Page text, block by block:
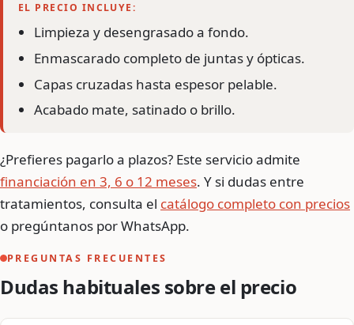
EL PRECIO INCLUYE:
Limpieza y desengrasado a fondo.
Enmascarado completo de juntas y ópticas.
Capas cruzadas hasta espesor pelable.
Acabado mate, satinado o brillo.
¿Prefieres pagarlo a plazos? Este servicio admite
financiación en 3, 6 o 12 meses. Y si dudas entre
tratamientos, consulta el catálogo completo con precios
o pregúntanos por WhatsApp.
PREGUNTAS FRECUENTES
Dudas habituales sobre el precio